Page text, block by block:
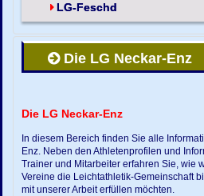
LG-Feschd
Die LG Neckar-Enz
Die LG Neckar-Enz
In diesem Bereich finden Sie alle
Enz. Neben den Athletenprofilen und
Trainer und Mitarbeiter erfahren Sie, wie
Vereine die Leichtathletik-Gemeinschaft
mit unserer Arbeit erfüllen möchten.